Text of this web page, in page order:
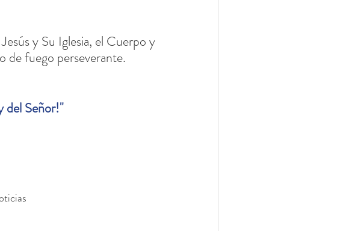
y Su Iglesia, el Cuerpo y
de fuego perseverante.
del Señor!"